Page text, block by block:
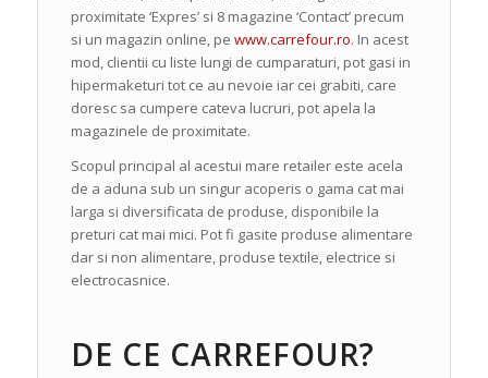
proximitate ‘Expres’ si 8 magazine ‘Contact’ precum
si un magazin online, pe www.carrefour.ro. In acest
mod, clientii cu liste lungi de cumparaturi, pot gasi in
hipermaketuri tot ce au nevoie iar cei grabiti, care
doresc sa cumpere cateva lucruri, pot apela la
magazinele de proximitate.
Scopul principal al acestui mare retailer este acela
de a aduna sub un singur acoperis o gama cat mai
larga si diversificata de produse, disponibile la
preturi cat mai mici. Pot fi gasite produse alimentare
dar si non alimentare, produse textile, electrice si
electrocasnice.
DE CE CARREFOUR?